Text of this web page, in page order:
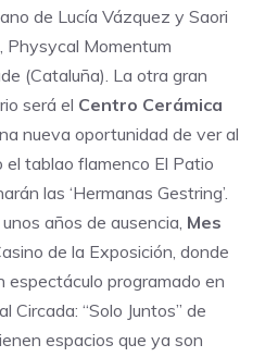
de Lucía Vázquez y Saori
Physycal Momentum
(Cataluña). La otra gran
será el Centro Cerámica
nueva oportunidad de ver al
el tablao flamenco El Patio
las ‘Hermanas Gestring’.
años de ausencia, Mes
de la Exposición, donde
espectáculo programado en
Circada: “Solo Juntos” de
espacios que ya son